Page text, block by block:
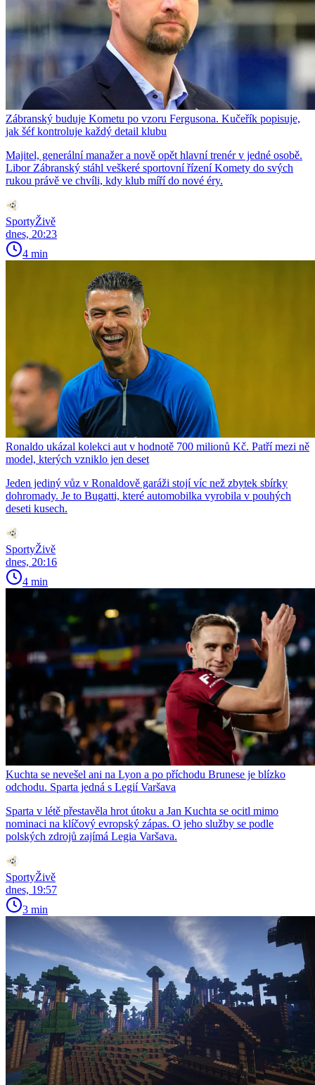
Zábranský buduje Kometu po vzoru Fergusona. Kučeřík popisuje,
jak šéf kontroluje každý detail klubu
Majitel, generální manažer a nově opět hlavní trenér v jedné osobě.
Libor Zábranský stáhl veškeré sportovní řízení Komety do svých
rukou právě ve chvíli, kdy klub míří do nové éry.
SportyŽivě
dnes, 20:23
4 min
Ronaldo ukázal kolekci aut v hodnotě 700 milionů Kč. Patří mezi ně
model, kterých vzniklo jen deset
Jeden jediný vůz v Ronaldově garáži stojí víc než zbytek sbírky
dohromady. Je to Bugatti, které automobilka vyrobila v pouhých
deseti kusech.
SportyŽivě
dnes, 20:16
4 min
Kuchta se nevešel ani na Lyon a po příchodu Brunese je blízko
odchodu. Sparta jedná s Legií Varšava
Sparta v létě přestavěla hrot útoku a Jan Kuchta se ocitl mimo
nominaci na klíčový evropský zápas. O jeho služby se podle
polských zdrojů zajímá Legia Varšava.
SportyŽivě
dnes, 19:57
3 min